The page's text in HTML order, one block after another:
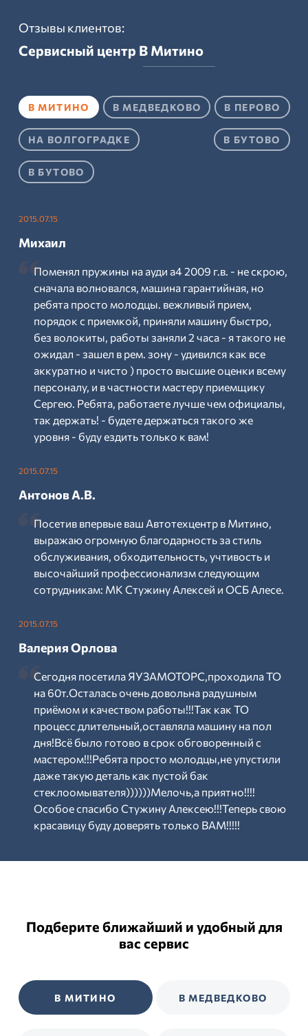
Отзывы клиентов:
Сервисный центр В Митино
В МИТИНО В МЕДВЕДКОВО В ПЕРОВО
НА ВОЛГОГРАДКЕ В БУТОВО
В БУТОВО
2015.07.15
Михаил
Поменял пружины на ауди а4 2009 г.в. - не скрою,
сначала волновался, машина гарантийная, но
ребята просто молодцы. вежливый прием,
порядок с приемкой, приняли машину быстро,
без волокиты, работы заняли 2 часа - я такого не
ожидал - зашел в рем. зону - удивился как все
аккуратно и чисто ) просто высшие оценки всему
персоналу, и в частности мастеру приемщику
Сергею. Ребята, работаете лучше чем официалы,
так держать! - будете держаться такого же
уровня - буду ездить только к вам!
2015.07.15
Антонов А.В.
Посетив впервые ваш Автотехцентр в Митино,
выражаю огромную благодарность за стиль
обслуживания, обходительность, учтивость и
высочайший профессионализм следующим
сотрудникам: МК Стужину Алексей и ОСБ Алесе.
2015.07.15
Валерия Орлова
Сегодня посетила ЯУЗАМОТОРС,проходила ТО
на 60т.Осталась очень довольна радушным
приёмом и качеством работы!!!Так как ТО
процесс длительный,оставляла машину на пол
дня!Всё было готово в срок обговоренный с
мастером!!!Ребята просто молодцы,не упустили
даже такую деталь как пустой бак
стеклоомывателя))))))Мелочь,а приятно!!!!
Особое спасибо Стужину Алексею!!!Теперь свою
красавицу буду доверять только ВАМ!!!!!
Подберите ближайший и удобный для
вас сервис
В МИТИНО В МЕДВЕДКОВО